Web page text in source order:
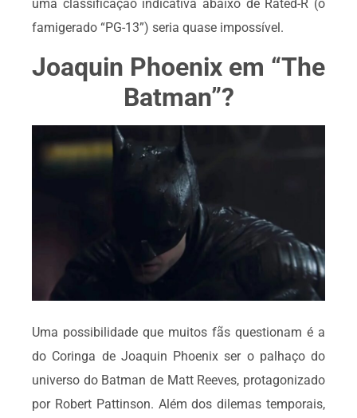
uma classificação indicativa abaixo de Rated-R (o
famigerado “PG-13”) seria quase impossível.
Joaquin Phoenix em “The
Batman”?
Uma possibilidade que muitos fãs questionam é a
do Coringa de Joaquin Phoenix ser o palhaço do
universo do Batman de Matt Reeves, protagonizado
por Robert Pattinson. Além dos dilemas temporais,